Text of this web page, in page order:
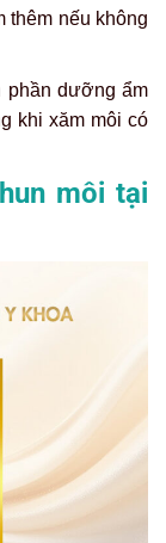
thêm nếu không
phần dưỡng ẩm
khi xăm môi có
môi tại